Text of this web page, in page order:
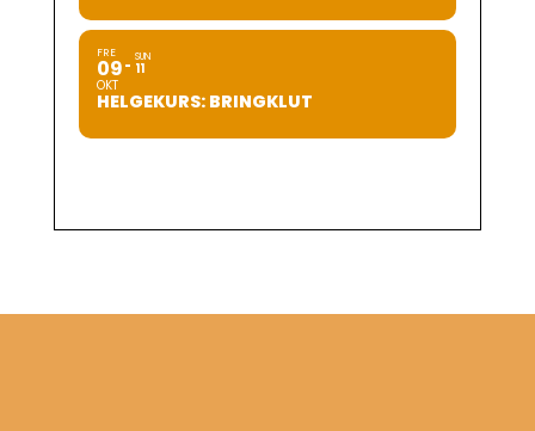
FRE
09
OKT
SUN
11
HELGEKURS: BRINGKLUT